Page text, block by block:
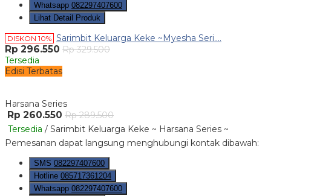
Whatsapp 082297407600
Lihat Detail Produk
DISKON 10% Sarimbit Keluarga Keke ~Myesha Seri....
Rp 296.550 Rp 329.500
Tersedia
Edisi Terbatas
Harsana Series
Rp 260.550 Rp 289.500
Tersedia / Sarimbit Keluarga Keke ~ Harsana Series ~
Pemesanan dapat langsung menghubungi kontak dibawah:
SMS 082297407600
Hotline 085717361204
Whatsapp 082297407600